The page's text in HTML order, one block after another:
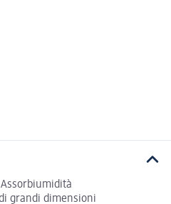
grandi dimensioni